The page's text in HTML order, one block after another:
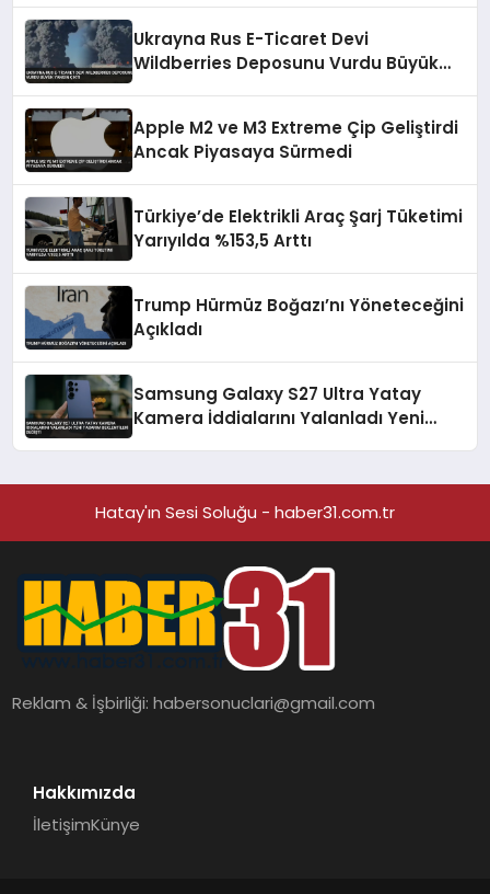
Ukrayna Rus E-Ticaret Devi
Wildberries Deposunu Vurdu Büyük
Apple M2 ve M3 Extreme Çip Geliştirdi
Ancak Piyasaya Sürmedi
Türkiye’de Elektrikli Araç Şarj Tüketimi
Yarıyılda %153,5 Arttı
Trump Hürmüz Boğazı’nı Yöneteceğini
Açıkladı
Samsung Galaxy S27 Ultra Yatay
Kamera İddialarını Yalanladı Yeni
Hatay'ın Sesi Soluğu - haber31.com.tr
Reklam & İşbirliği:habersonuclari@gmail.com
Hakkımızda
İletişimKünye